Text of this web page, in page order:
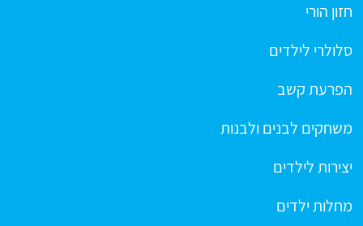
חזון הורי
סלולרי לילדים
הפרעת קשב
משחקים לבנים ולבנות
יצירות לילדים
מחלות ילדים